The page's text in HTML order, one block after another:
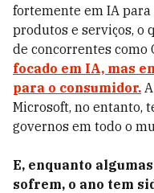
fortemente em IA
produtos e serviços, o
de concorrentes como
focado em IA, mas
para o consumidor.
Microsoft, no entanto,
governos em todo o
E, enquanto
sofrem, o ano tem